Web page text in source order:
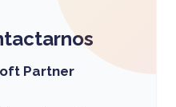
Partner